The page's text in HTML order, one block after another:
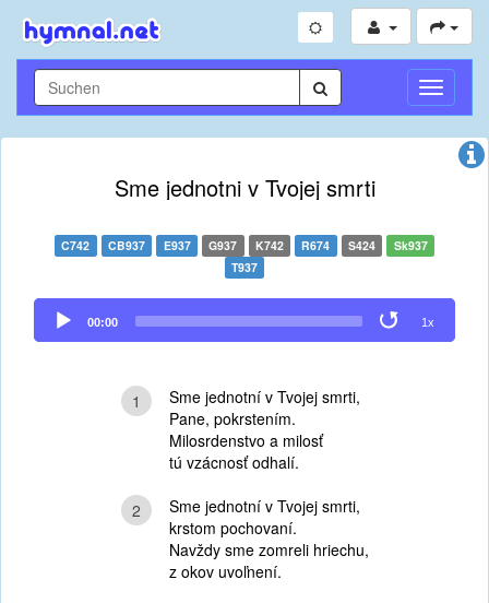
Sme jednotni v Tvojej smrti
C742 CB937 E937 G937 K742 R674 S424
Sk937
T937
Audio
Player
00:00 1x
1
Sme jednotní v Tvojej smrti,
Pane, pokrstením.
Milosrdenstvo a milosť
tú vzácnosť odhalí.
2
Sme jednotní v Tvojej smrti,
krstom pochovaní.
Navždy sme zomreli hriechu,
z okov uvoľnení.